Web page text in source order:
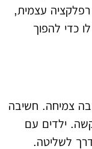
עצמית,
כדי להפוך
צמיחה. חשיבה
קשה. ילדים עם
לשליטה.